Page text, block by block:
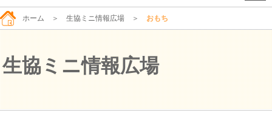
ホーム ＞ 生協ミニ情報広場 ＞ おもち
生協ミニ情報広場